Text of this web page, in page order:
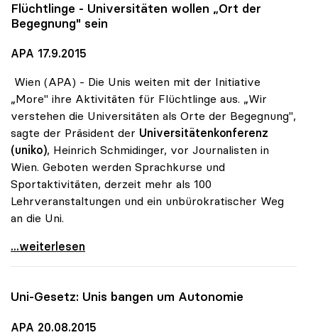
Flüchtlinge - Universitäten wollen „Ort der
Begegnung" sein
APA 17.9.2015
Wien (APA) - Die Unis weiten mit der Initiative
„More" ihre Aktivitäten für Flüchtlinge aus. „Wir
verstehen die Universitäten als Orte der Begegnung",
sagte der Präsident der Universitätenkonferenz
(uniko), Heinrich Schmidinger, vor Journalisten in
Wien. Geboten werden Sprachkurse und
Sportaktivitäten, derzeit mehr als 100
Lehrveranstaltungen und ein unbürokratischer Weg
an die Uni.
Flüchtlinge - Universitäten wollen „Ort der
...weiterlesen
Uni-Gesetz: Unis bangen um Autonomie
APA 20.08.2015